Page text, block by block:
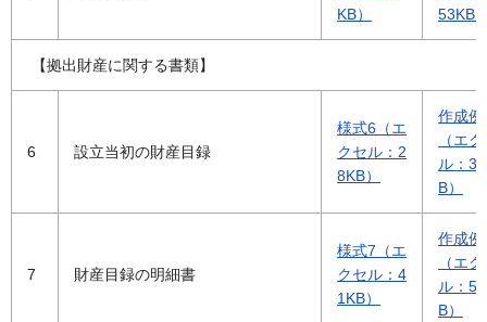
KB）
53KB
【拠出財産に関する書類】
6 設立当初の財産目録
様式6（エ
クセル：2
8KB）
作成例
（エ
ル：
B）
7 財産目録の明細書
様式7（エ
クセル：4
1KB）
作成例
（エ
ル：
B）